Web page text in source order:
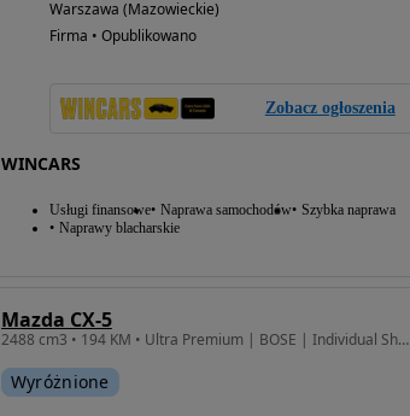
Warszawa (Mazowieckie)
Firma • Opublikowano
Zobacz ogłoszenia
WINCARS
Usługi finansowe Naprawa samochodów Szybka naprawa
Naprawy blacharskie
Mazda CX-5
2488 cm3 • 194 KM • Ultra Premium | BOSE | Individual Shadow Grey
Wyróżnione